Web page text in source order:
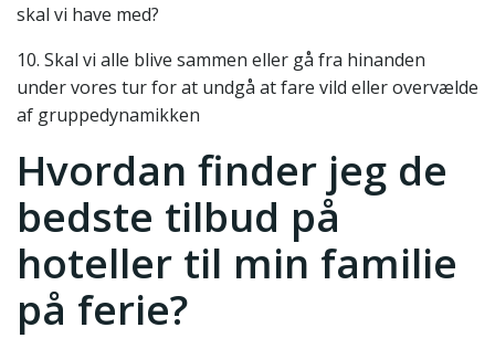
skal vi have med?
10. Skal vi alle blive sammen eller gå fra hinanden
under vores tur for at undgå at fare vild eller overvælde
af gruppedynamikken
Hvordan finder jeg de
bedste tilbud på
hoteller til min familie
på ferie?